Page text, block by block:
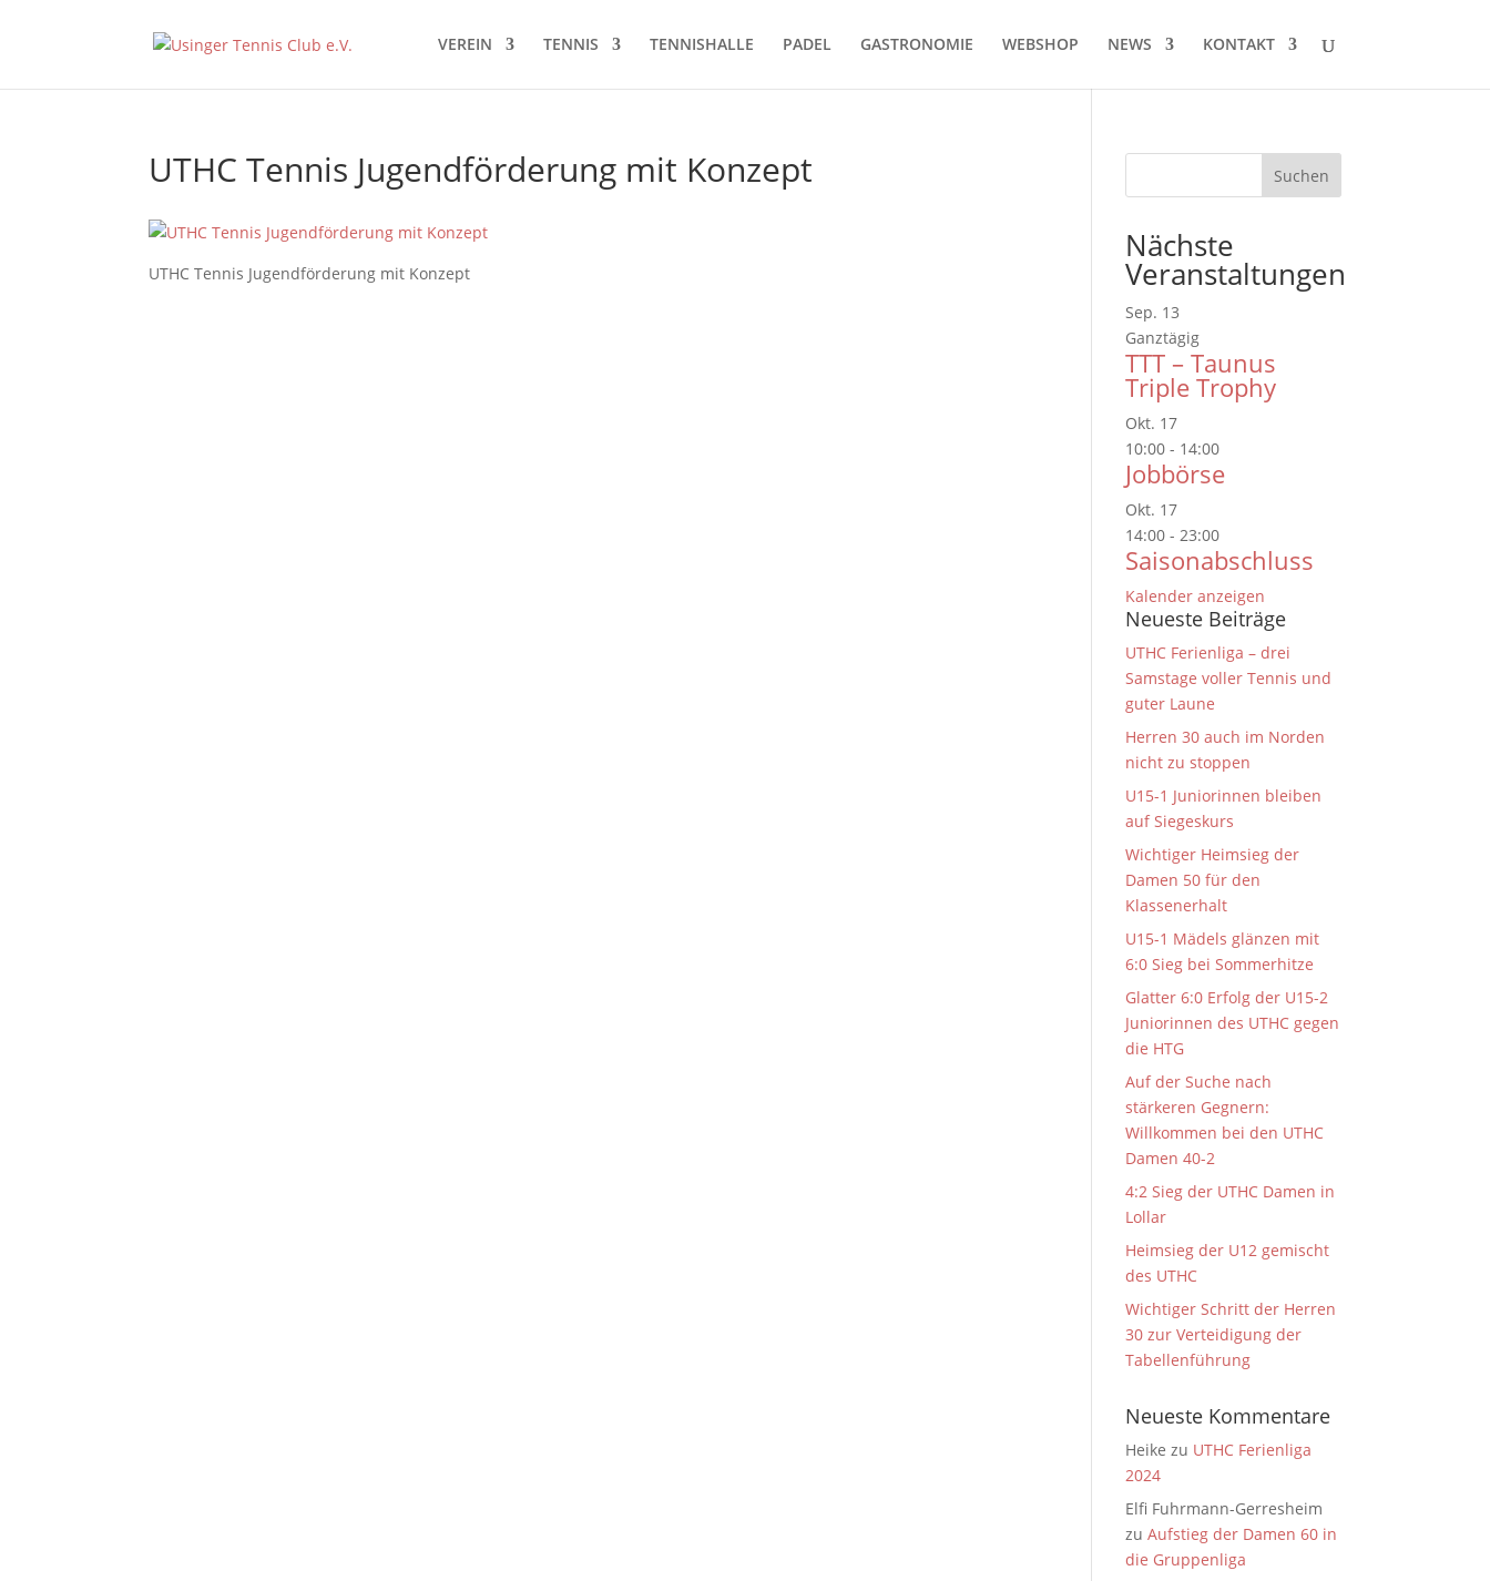
VEREIN TENNIS TENNISHALLE PADEL GASTRONOMIE WEBSHOP NEWS KONTAKT
UTHC Tennis Jugendförderung mit Konzept
UTHC Tennis Jugendförderung mit Konzept
Nächste
Veranstaltungen
Sep. 13
Ganztägig
TTT – Taunus
Triple Trophy
Okt. 17
10:00 - 14:00
Jobbörse
Okt. 17
14:00 -23:00
Saisonabschluss
Kalender anzeigen
Neueste Beiträge
UTHC Ferienliga – drei
Samstage voller Tennis und
guter Laune
Herren 30 auch im Norden
nicht zu stoppen
U15-1 Juniorinnen bleiben
auf Siegeskurs
Wichtiger Heimsieg der
Damen 50 für den
Klassenerhalt
U15-1 Mädels glänzen mit
6:0 Sieg bei Sommerhitze
Glatter 6:0 Erfolg der U15-2
Juniorinnen des UTHC gegen
die HTG
Auf der Suche nach
stärkeren Gegnern:
Willkommen bei den UTHC
Damen 40-2
4:2 Sieg der UTHC Damen in
Lollar
Heimsieg der U12 gemischt
des UTHC
Wichtiger Schritt der Herren
30 zur Verteidigung der
Tabellenführung
Neueste Kommentare
Heike zu UTHC Ferienliga
2024
Elfi Fuhrmann-Gerresheim
zuAufstieg der Damen 60 in
die Gruppenliga